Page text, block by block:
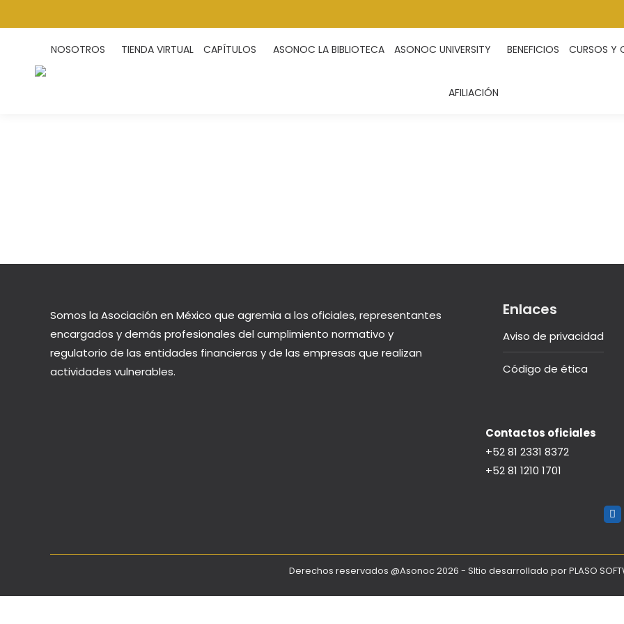
NOSOTROS TIENDA VIRTUAL CAPÍTULOS ASONOC LA BIBLIOTECA ASONOC UNIVERSITY BENEFICIOS CURSOS Y
AFILIACIÓN
Somos la Asociación en México que agremia a los oficiales, representantes
encargados y demás profesionales del cumplimiento normativo y
regulatorio de las entidades financieras y de las empresas que realizan
actividades vulnerables.
Enlaces
Aviso de privacidad
Código de ética
Contactos oficiales
+52 81 2331 8372
+52 81 1210 1701
Derechos reservados @Asonoc 2026 - SItio desarrollado porPLASO